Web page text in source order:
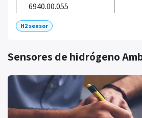
6940.00.055
Power Supply Voltage
Power Supply Current
0.8 A
Valve output
Open
H2 sensor
Sensores de hidrógeno